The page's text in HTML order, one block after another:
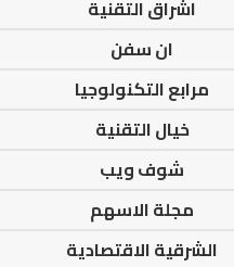
اشراق التقنية
ان سفن
مرابع التكنولوجيا
خيال التقنية
شوف ويب
مجلة الاسهم
الشرقية الاقتصادية